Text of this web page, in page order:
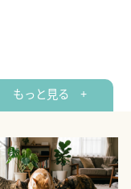
もっと見る +